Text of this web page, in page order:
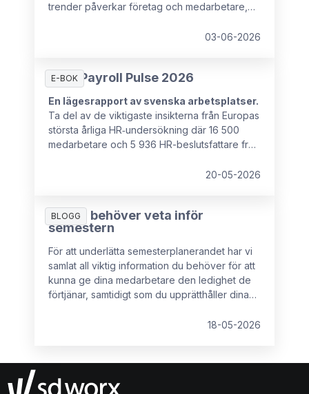
trender påverkar företag och medarbetare,
ha det strategiska inflytande som krävs för att
03-06-2026
E-BOK
HR & Payroll Pulse 2026
En lägesrapport av svenska arbetsplatser.
Ta del av de viktigaste insikterna från Europas
största årliga HR‑undersökning där 16 500
medarbetare och 5 936 HR-beslutsfattare från
20-05-2026
BLOGG
Allt du behöver veta inför
semestern
För att underlätta semesterplanerandet har vi
samlat all viktig information du behöver för att
kunna ge dina medarbetare den ledighet de
förtjänar, samtidigt som du upprätthåller dina
18-05-2026